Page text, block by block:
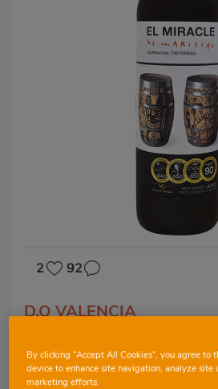
2 92
D.O VALENCIA
El Miracle
By clicking “Accept All Cookies”, you agree to
device to enhance site navigation, analyze site
marketing efforts.